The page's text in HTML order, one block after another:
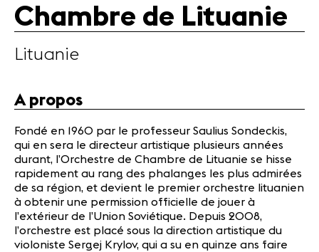
Actualités
Partenaires
Bénévoles
Médiation
Médias
Revue de
presse
Emplois
A propos
Chambre de Lituanie
Lituanie
A propos
Fondé en 1960 par le professeur Saulius Sondeckis,
qui en sera le directeur artistique plusieurs années
durant, l’Orchestre de Chambre de Lituanie se hisse
rapidement au rang des phalanges les plus admirées
de sa région, et devient le premier orchestre lituanien
à obtenir une permission officielle de jouer à
l’extérieur de l’Union Soviétique. Depuis 2008,
l’orchestre est placé sous la direction artistique du
violoniste Sergej Krylov, qui a su en quinze ans faire